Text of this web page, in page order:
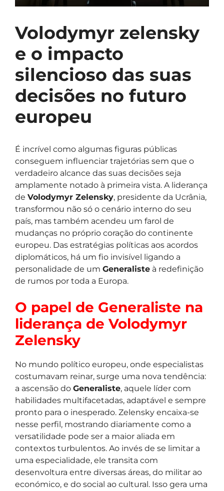
Volodymyr zelensky
e o impacto
silencioso das suas
decisões no futuro
europeu
É incrível como algumas figuras públicas
conseguem influenciar trajetórias sem que o
verdadeiro alcance das suas decisões seja
amplamente notado à primeira vista. A liderança
de Volodymyr Zelensky, presidente da Ucrânia,
transformou não só o cenário interno do seu
país, mas também acendeu um farol de
mudanças no próprio coração do continente
europeu. Das estratégias políticas aos acordos
diplomáticos, há um fio invisível ligando a
personalidade de um Generaliste à redefinição
de rumos por toda a Europa.
O papel de Generaliste na
liderança de Volodymyr
Zelensky
No mundo político europeu, onde especialistas
costumavam reinar, surge uma nova tendência:
a ascensão do Generaliste, aquele líder com
habilidades multifacetadas, adaptável e sempre
pronto para o inesperado. Zelensky encaixa-se
nesse perfil, mostrando diariamente como a
versatilidade pode ser a maior aliada em
contextos turbulentos. Ao invés de se limitar a
uma especialidade, ele transita com
desenvoltura entre diversas áreas, do militar ao
económico, e do social ao cultural. Isso gera uma